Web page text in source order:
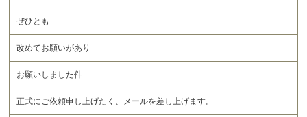
ぜひとも
改めてお願いがあり
お願いしました件
正式にご依頼申し上げたく、メールを差し上げます。